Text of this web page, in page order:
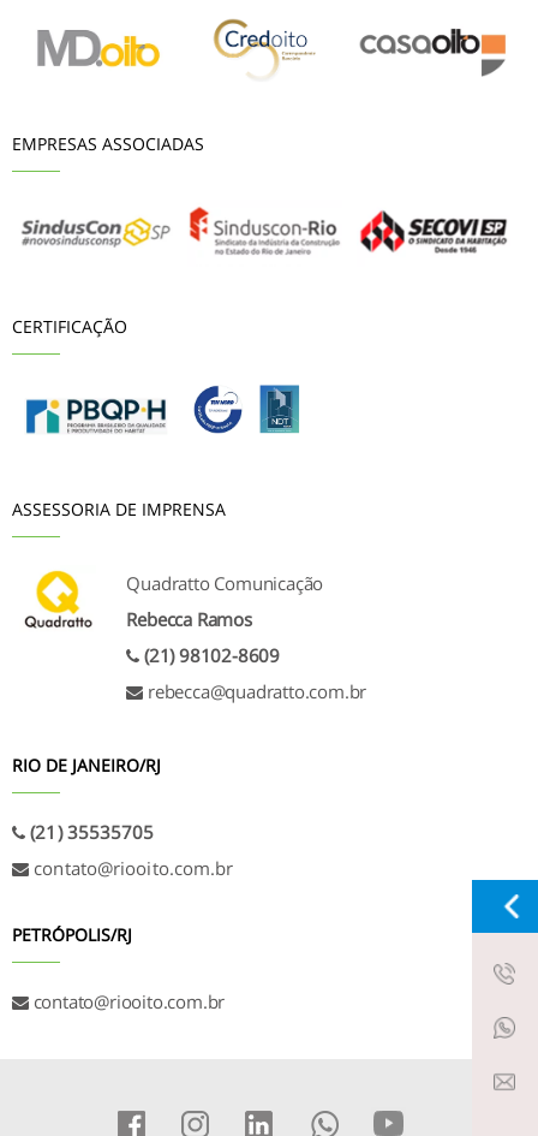
EMPRESAS ASSOCIADAS
CERTIFICAÇÃO
ASSESSORIA DE IMPRENSA
Quadratto Comunicação
Rebecca Ramos
(21) 98102-8609
rebecca@quadratto.com.br
RIO DE JANEIRO/RJ
(21) 35535705
contato@riooito.com.br
PETRÓPOLIS/RJ
contato@riooito.com.brFale com um consultor!